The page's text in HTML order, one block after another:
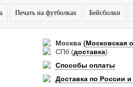
Печать на футболках Бейсболки
Москва (Московская
СПб (доставка)
Способы оплаты
Доставка по России